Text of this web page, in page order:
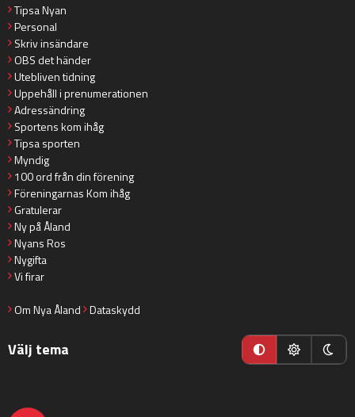
Tipsa Nyan
Personal
Skriv insändare
OBS det händer
Utebliven tidning
Uppehåll i prenumerationen
Adressändring
Sportens kom ihåg
Tipsa sporten
Myndig
100 ord från din förening
Föreningarnas Kom ihåg
Gratulerar
Ny på Åland
Nyans Ros
Nygifta
Vi firar
Om Nya Åland Dataskydd
Välj tema